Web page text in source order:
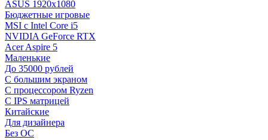
ASUS 1920х1080
Бюджетные игровые
MSI с Intel Core i5
NVIDIA GeForce RTX
Acer Aspire 5
Маленькие
До 35000 рублей
C большим экраном
С процессором Ryzen
С IPS матрицей
Китайские
Для дизайнера
Без ОС